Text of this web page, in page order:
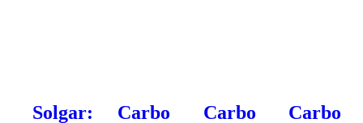
Solgar: Carbo Carbo Carbo